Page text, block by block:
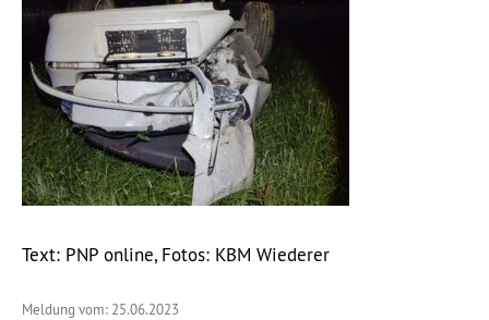
Text: PNP online, Fotos: KBM Wiederer
Meldung vom: 25.06.2023